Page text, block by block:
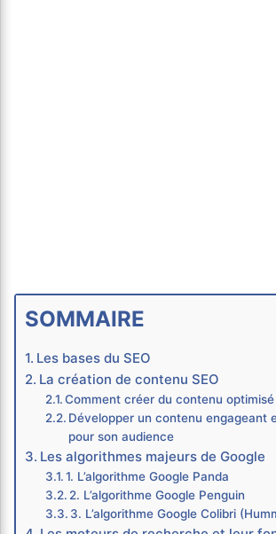
SOMMAIRE
Les bases du SEO
La création de contenu SEO
Comment créer du contenu optimisé
Développer un contenu engageant
pour son audience
Les algorithmes majeurs de Google
1. L’algorithme Google Panda
2. L’algorithme Google Penguin
3. L’algorithme Google Colibri